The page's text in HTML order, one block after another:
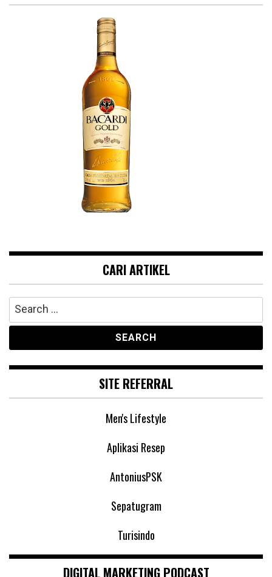
CARI ARTIKEL
Search
for:
SITE REFERRAL
Men's Lifestyle
Aplikasi Resep
AntoniusPSK
Sepatugram
Turisindo
DIGITAL MARKETING PODCAST